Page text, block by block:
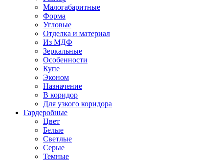
Малогабаритные
Форма
Угловые
Отделка и материал
Из МДФ
Зеркальные
Особенности
Купе
Эконом
Назначение
В коридор
Для узкого коридора
Гардеробные
Цвет
Белые
Светлые
Серые
Темные